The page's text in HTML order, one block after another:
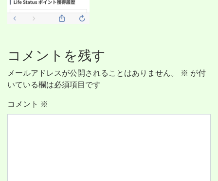
コメントを残す
メールアドレスが公開されることはありません。 ※ が付
いている欄は必須項目です
コメント ※